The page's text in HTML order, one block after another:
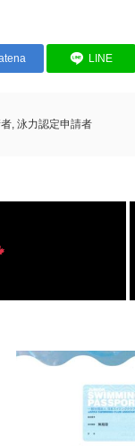
LINE
, 泳力認定申請者